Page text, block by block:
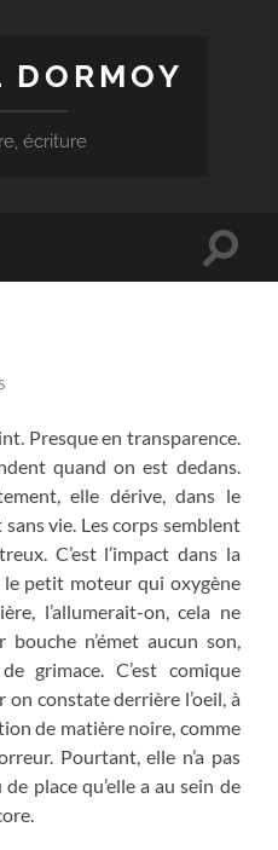
DORMOY
écriture
Toggle
Presque en transparence.
quand on est dedans.
elle dérive, dans le
sans vie. Les corps semblent
C’est l’impact dans la
petit moteur qui oxygène
l’allumerait-on, cela ne
n’émet aucun son,
grimace. C’est comique
constate derrière l’oeil, à
de matière noire, comme
Pourtant, elle n’a pas
place qu’elle a au sein de